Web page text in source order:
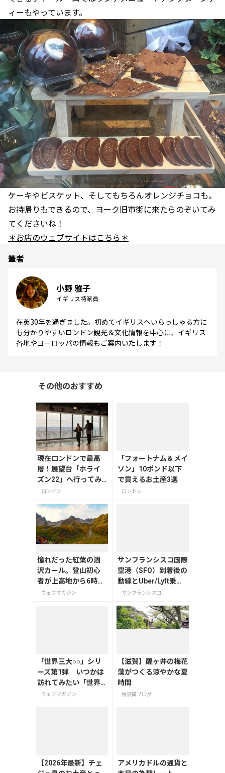
ィーもやっています。
ケーキやビスケット、そしてもちろんオレンジチョコも。
お持帰りもできるので、ヨーク旧市街に来たらのぞいてみ
てくださいね！
＊お店のウェブサイトはこちら＊
筆者
小野 雅子
イギリス特派員
在英30年を過ぎました。初めてイギリスへいらっしゃる方に
も分かりやすいロンドン観光＆文化情報を中心に、イギリス
各地やヨーロッパの情報もご案内いたします！
その他のおすすめ
現在ロンドンで最高
層！展望台「ホライ
ズン22」へ行ってみ
よう
ロンドン
「フォートナム＆メイ
ソン」10ポンド以下
で買えるお土産3選
ロンドン
憧れだった紅葉の涸
沢カール。登山初心
者が上高地から6時間
半の登山でたどり着
ウェブマガジン
サンフランシスコ国際
空港（SFO）到着後の
動線とUber/Lyft乗り
場ガイド【2025年
サンフランシスコ
「世界三大○○」シリ
ーズ第1弾 いつかは
訪れてみたい「世界
三大瀑布」
ウェブマガジン
【滋賀】醒ヶ井の梅花
藻がつくる涼やかな夏
時間
特派員ブログ
【2026年最新】チェ
アメリカドルの通貨と